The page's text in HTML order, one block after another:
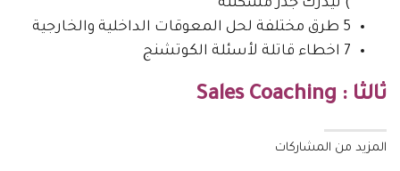
) ليدرك جذر مشكلته
5 طرق مختلفة لحل المعوقات الداخلية والخارجية
7 اخطاء قاتلة لأسئلة الكوتشنج
ثالثا : Sales Coaching
المزيد من المشاركات